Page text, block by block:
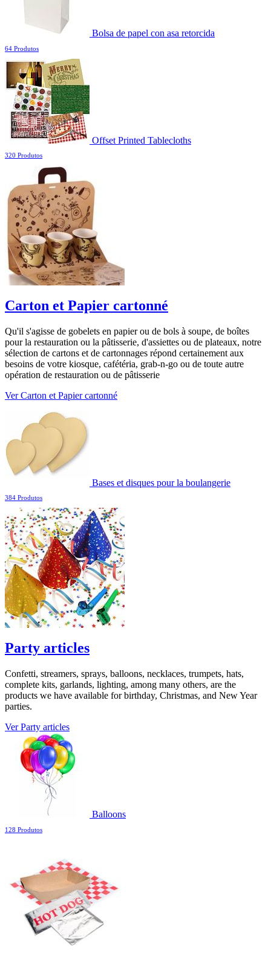
Bolsa de papel con asa retorcida
64 Produtos
Offset Printed Tablecloths
320 Produtos
Carton et Papier cartonné
Qu'il s'agisse de gobelets en papier ou de bols à soupe, de boîtes
pour la restauration ou la pâtisserie, d'assiettes ou de plateaux, notre
sélection de cartons et de cartonnages répond certainement aux
besoins de votre kiosque, cafétéria, grab-n-go ou de toute autre
opération de restauration ou de pâtisserie
Ver Carton et Papier cartonné
Bases et disques pour la boulangerie
384 Produtos
Party articles
Confetti, streamers, sprays, balloons, necklaces, trumpets, hats,
complete kits, garlands, lighting, among many others, are the
products we have available for birthday, Christmas, and New Year
parties.
Ver Party articles
Balloons
128 Produtos